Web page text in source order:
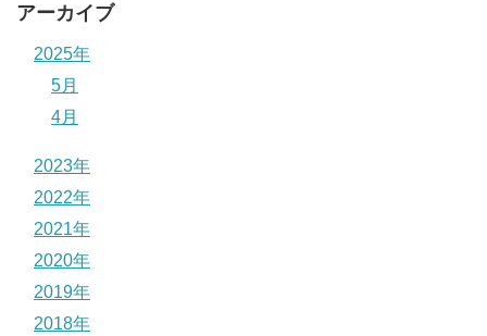
アーカイブ
2025年
5月
4月
2023年
2022年
2021年
2020年
2019年
2018年